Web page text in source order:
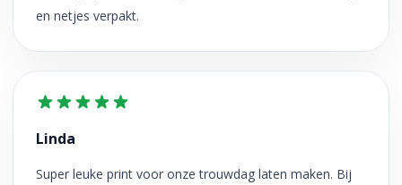
en netjes verpakt.
Linda
Super leuke print voor onze trouwdag laten maken. Bij